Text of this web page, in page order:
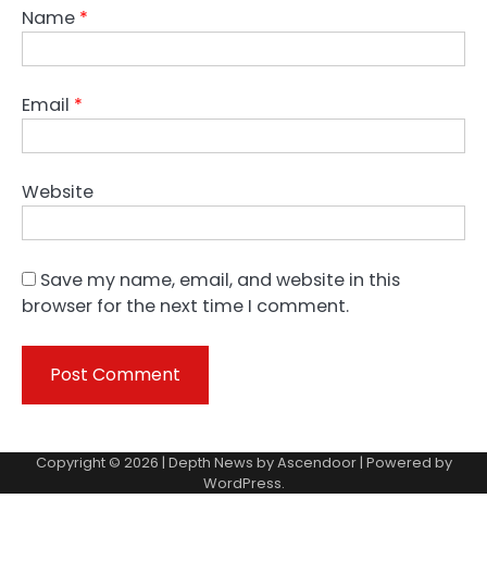
Name *
Email *
Website
Save my name, email, and website in this
browser for the next time I comment.
Copyright © 2026 | Depth News byAscendoor| Powered by
WordPress.